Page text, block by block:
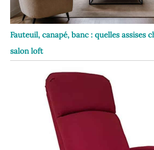
Fauteuil, canapé, banc : quelles assises
salon loft